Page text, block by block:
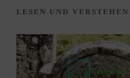
LESEN UND VERSTEHEN